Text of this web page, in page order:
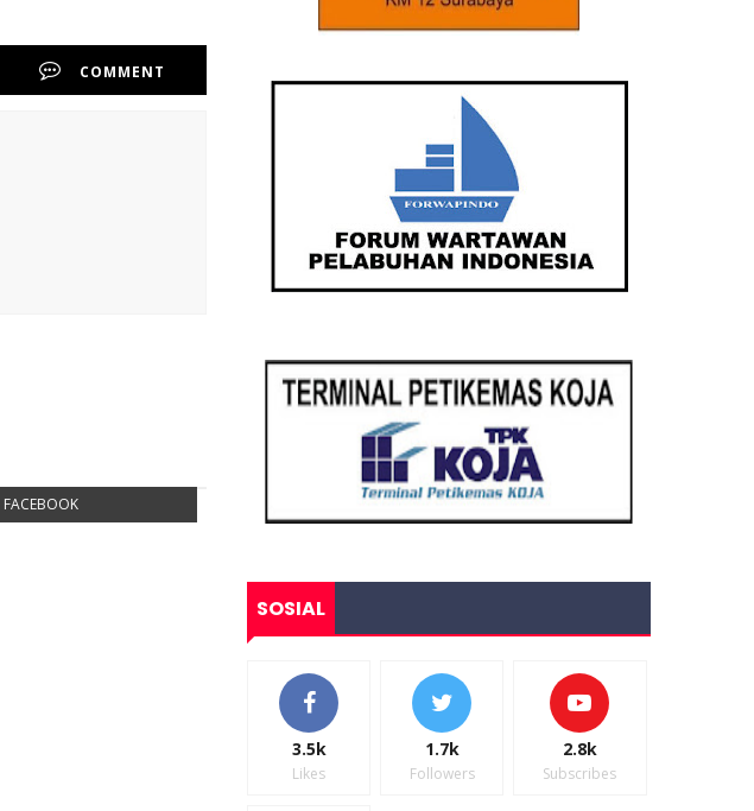
COMMENT
FACEBOOK
SOSIAL
3.5k
Likes
1.7k
Followers
2.8k
Subscribes